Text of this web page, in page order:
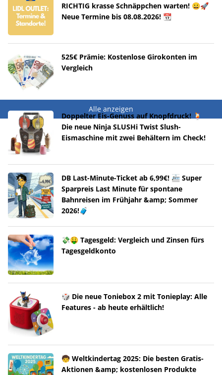
RICHTIG krasse Schnäppchen warten! 😀🚀
Neue Termine bis 08.08.2026! 📆
525€ Prämie: Kostenlose Girokonten im
Vergleich
Alle anzeigen
Doppelter Eis-Genuss auf Knopfdruck! 🍹
Die neue Ninja SLUSHi Twist Slush-
Eismaschine mit zwei Behältern im Check!
DB Last-Minute-Ticket ab 6,99€! 🚈 Super
Sparpreis Last Minute für spontane
Bahnreisen im Frühjahr &amp; Sommer
2026!🧳
💸🤑 Tagesgeld: Vergleich und Zinsen fürs
Tagesgeldkonto
🎲 Die neue Toniebox 2 mit Tonieplay: Alle
Features - ab heute erhältlich!
🧒 Weltkindertag 2025: Die besten Gratis-
Aktionen &amp; kostenlosen Produkte